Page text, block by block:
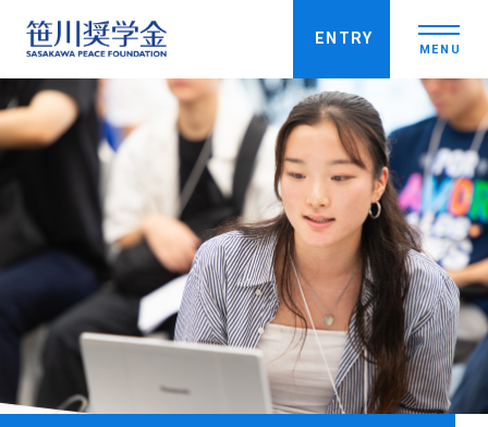
笹川奨学金について
特徴
実績
笹川奨学生を知る
奨学生インタビュー
コミュニティ活動
募集要項
ENTRY
MENU